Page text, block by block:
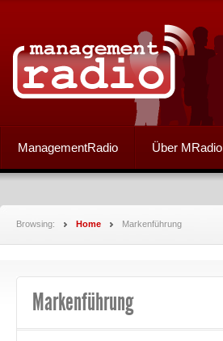
ManagementRadio Über MRadio
Browsing: Home Markenführung
Markenführung